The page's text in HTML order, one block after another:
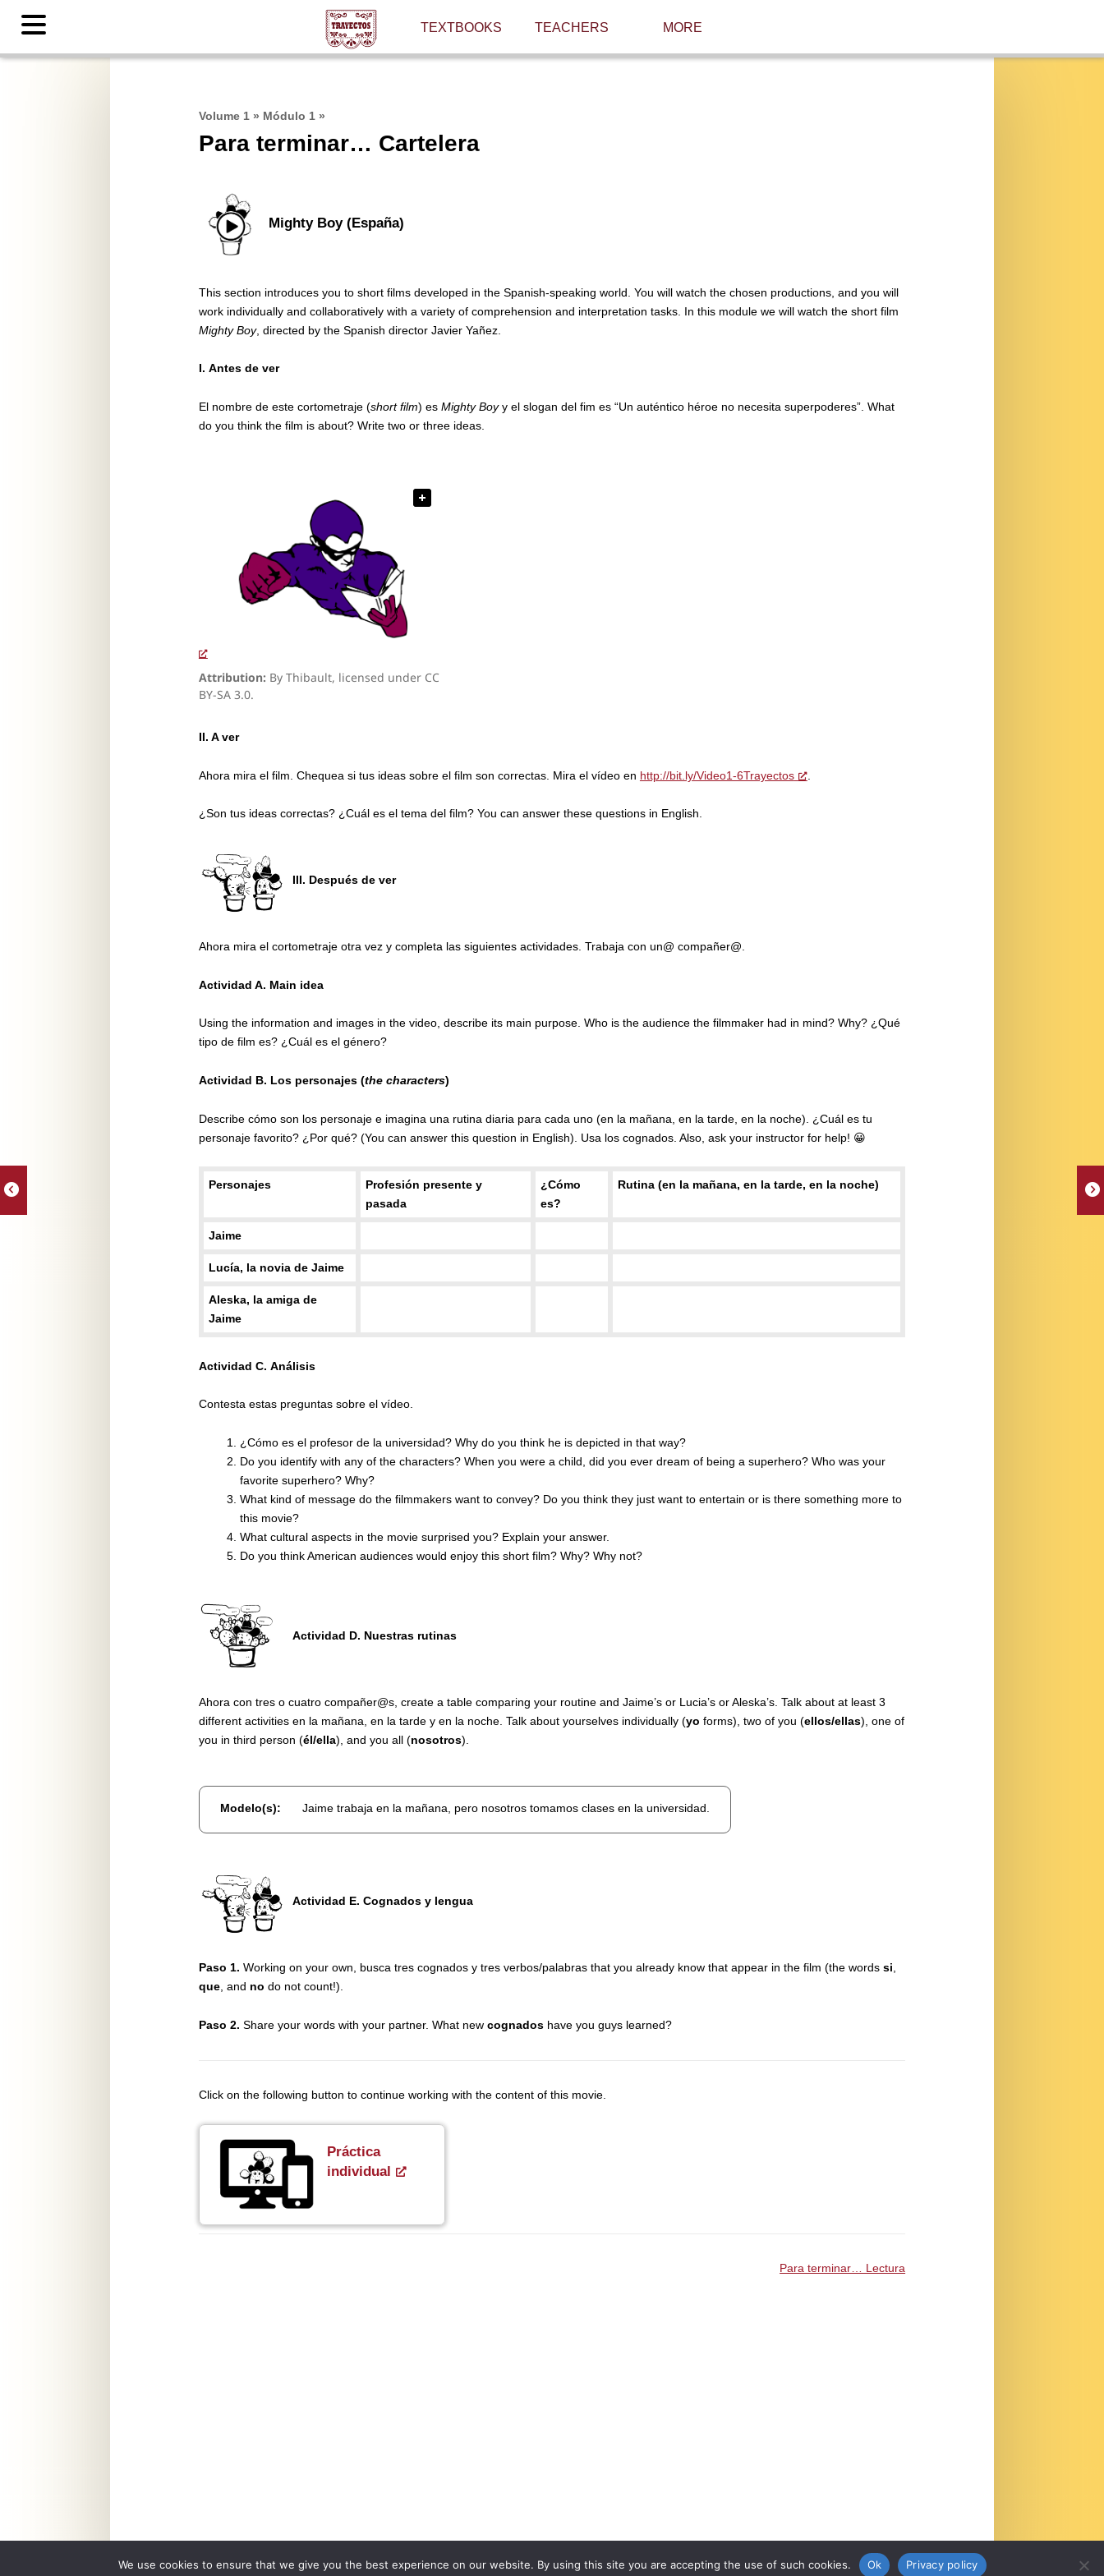
TEXTBOOKS TEACHERS MORE
Volume 1» Módulo 1»
Para terminar… Cartelera
Mighty Boy (España)
This section introduces you to short films developed in the Spanish-speaking world. You will watch the chosen productions, and you will
work individually and collaboratively with a variety of comprehension and interpretation tasks. In this module we will watch the short film
Mighty Boy, directed by the Spanish director Javier Yañez.
I. Antes de ver
El nombre de este cortometraje (short film) es Mighty Boyy el slogan del fim es “Un auténtico héroe no necesita superpoderes”. What
do you think the film is about? Write two or three ideas.
Attribution: By Thibault, licensed under CC
BY-SA 3.0.
II. A ver
Ahora mira el film. Chequea si tus ideas sobre el film son correctas. Mira el vídeo en http://bit.ly/Video1-6Trayectos .
¿Son tus ideas correctas? ¿Cuál es el tema del film? You can answer these questions in English.
III. Después de ver
Ahora mira el cortometraje otra vez y completa las siguientes actividades. Trabaja con un@ compañer@.
Actividad A. Main idea
Using the information and images in the video, describe its main purpose. Who is the audience the filmmaker had in mind? Why? ¿Qué
tipo de film es? ¿Cuál es el género?
Actividad B. Los personajes (the characters)
Describe cómo son los personaje e imagina una rutina diaria para cada uno (en la mañana, en la tarde, en la noche). ¿Cuál es tu
personaje favorito? ¿Por qué? (You can answer this question in English). Usa los cognados. Also, ask your instructor for help!
Personajes
Profesión presente y
pasada
¿Cómo
es?
Rutina (en la mañana, en la tarde, en la noche)
Jaime
Lucía, la novia de Jaime
Aleska, la amiga de
Jaime
Actividad C. Análisis
Contesta estas preguntas sobre el vídeo.
¿Cómo es el profesor de la universidad? Why do you think he is depicted in that way?
Do you identify with any of the characters? When you were a child, did you ever dream of being a superhero? Who was your
favorite superhero? Why?
What kind of message do the filmmakers want to convey? Do you think they just want to entertain or is there something more to
this movie?
What cultural aspects in the movie surprised you? Explain your answer.
Do you think American audiences would enjoy this short film? Why? Why not?
Actividad D. Nuestras rutinas
Ahora con tres o cuatro compañer@s, create a table comparing your routine and Jaime’s or Lucia’s or Aleska’s. Talk about at least 3
different activities en la mañana, en la tarde y en la noche. Talk about yourselves individually (yo forms), two of you (ellos/ellas), one of
you in third person (él/ella), and you all (nosotros).
Modelo(s): Jaime trabaja en la mañana, pero nosotros tomamos clases en la universidad.
Actividad E. Cognados y lengua
Paso 1. Working on your own, busca tres cognados y tres verbos/palabras that you already know that appear in the film (the words si,
que, and no do not count!).
Paso 2. Share your words with your partner. What new cognadoshave you guys learned?
Click on the following button to continue working with the content of this movie.
Práctica
individual
Para terminar… Lectura
We use cookies to ensure that we give you the best experience on our website. By using this site you are accepting the use of such cookies. Ok Privacy policy